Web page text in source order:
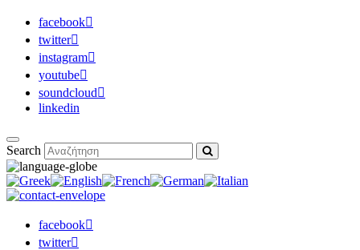
facebook
twitter
instagram
youtube
soundcloud
linkedin
Search
facebook
twitter